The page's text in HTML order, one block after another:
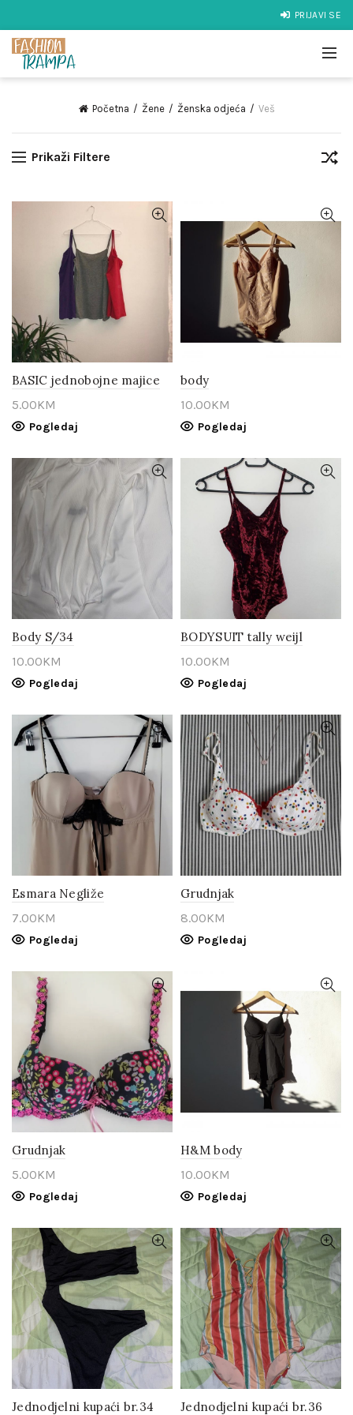
PRIJAVI SE
Početna Žene Ženska odjeća Veš
Prikaži Filtere
BASIC jednobojne majice
5.00KM
Pogledaj
body
10.00KM
Pogledaj
Body S/34
10.00KM
Pogledaj
BODYSUIT tally weijl
10.00KM
Pogledaj
Esmara Negliže
7.00KM
Pogledaj
Grudnjak
8.00KM
Pogledaj
Grudnjak
5.00KM
Pogledaj
H&M body
10.00KM
Pogledaj
Jednodjelni kupaći br.34 Jednodjelni kupaći br.36